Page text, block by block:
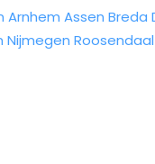
Arnhem Assen Breda
Nijmegen Roosendaal